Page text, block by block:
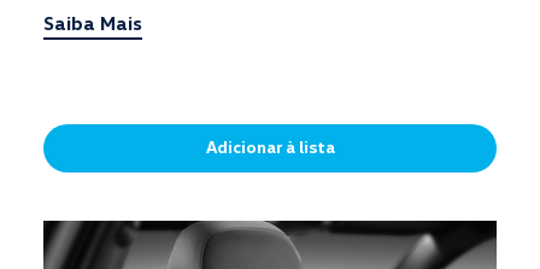
Saiba Mais
Adicionar à lista